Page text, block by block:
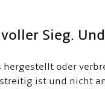
Sieg.
oder
ist und nicht